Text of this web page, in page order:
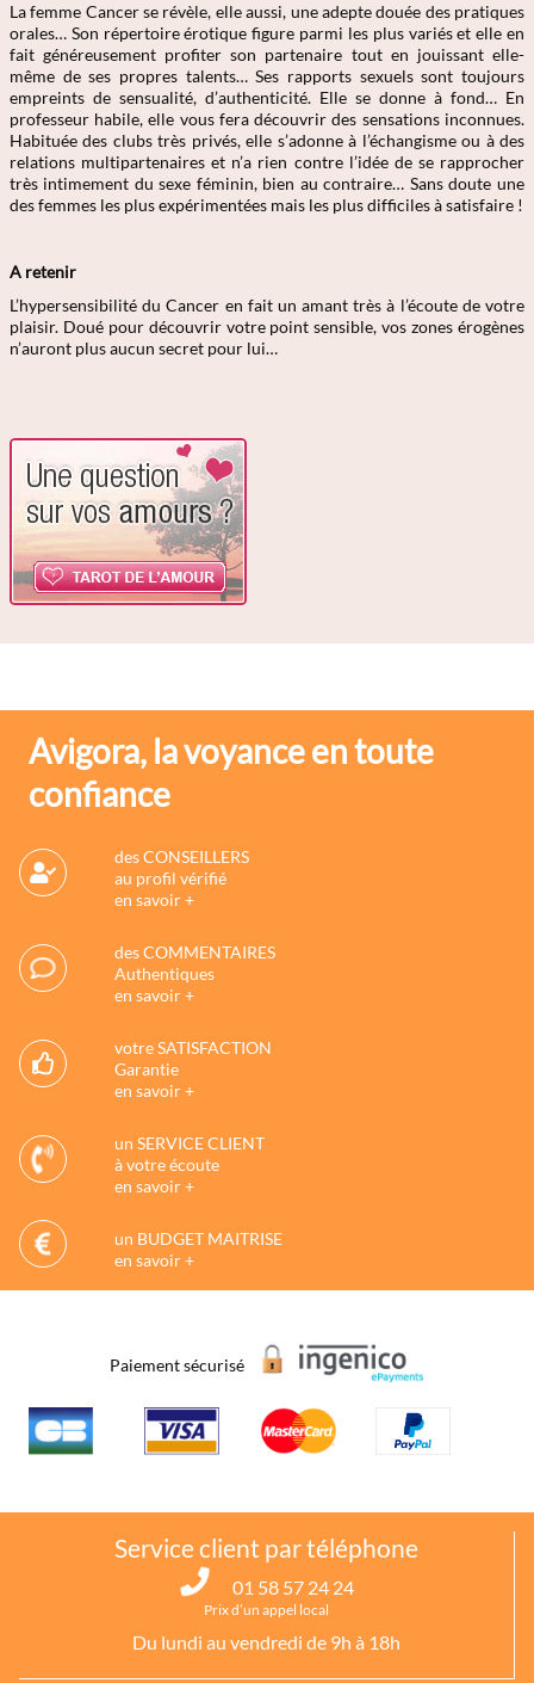
La femme Cancer se révèle, elle aussi, une adepte douée des pratiques
orales… Son répertoire érotique figure parmi les plus variés et elle en
fait généreusement profiter son partenaire tout en jouissant elle-
même de ses propres talents… Ses rapports sexuels sont toujours
empreints de sensualité, d’authenticité. Elle se donne à fond… En
professeur habile, elle vous fera découvrir des sensations inconnues.
Habituée des clubs très privés, elle s’adonne à l’échangisme ou à des
relations multipartenaires et n’a rien contre l’idée de se rapprocher
très intimement du sexe féminin, bien au contraire… Sans doute une
des femmes les plus expérimentées mais les plus difficiles à satisfaire !
A retenir
L’hypersensibilité du Cancer en fait un amant très à l’écoute de votre
plaisir. Doué pour découvrir votre point sensible, vos zones érogènes
n’auront plus aucun secret pour lui…
Avigora, la voyance en toute
confiance
des CONSEILLERS
au profil vérifié
en savoir +
des COMMENTAIRES
Authentiques
en savoir +
votre SATISFACTION
Garantie
en savoir +
un SERVICE CLIENT
à votre écoute
en savoir +
un BUDGET MAITRISE
en savoir +
Paiement sécurisé
Service client par téléphone
01 58 57 24 24
Prix d’un appel local
Du lundi au vendredi de 9h à 18h